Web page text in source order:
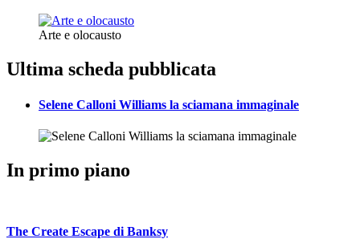
Arte e olocausto
Ultima scheda pubblicata
Selene Calloni Williams la sciamana immaginale
In primo piano
The Create Escape di Banksy